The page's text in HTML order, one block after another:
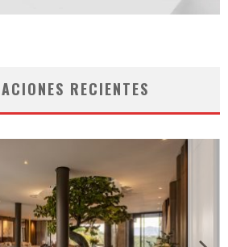
RECIENTES